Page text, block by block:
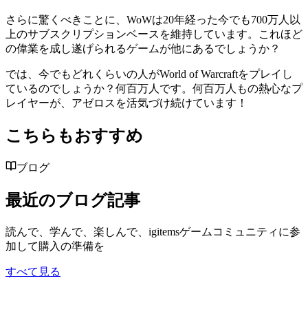
さらに驚くべきことに、WoWは20年経った今でも700万人以
上のサブスクリプションベースを維持しています。これほど
の偉業を成し遂げられるゲームが他にあるでしょうか？
では、今でもどれくらいの人がWorld of Warcraftをプレイし
ているのでしょうか？何百万人です。何百万人もの熱心なプ
レイヤーが、アゼロスを活気づけ続けています！
こちらもおすすめ
ブログ
最近のブログ記事
読んで、学んで、楽しんで、igitemsゲームコミュニティに参
加して購入の準備を
すべて見る